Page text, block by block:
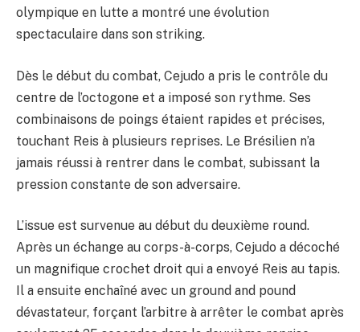
olympique en lutte a montré une évolution
spectaculaire dans son striking.
Dès le début du combat, Cejudo a pris le contrôle du
centre de l’octogone et a imposé son rythme. Ses
combinaisons de poings étaient rapides et précises,
touchant Reis à plusieurs reprises. Le Brésilien n’a
jamais réussi à rentrer dans le combat, subissant la
pression constante de son adversaire.
L’issue est survenue au début du deuxième round.
Après un échange au corps-à-corps, Cejudo a décoché
un magnifique crochet droit qui a envoyé Reis au tapis.
Il a ensuite enchaîné avec un ground and pound
dévastateur, forçant l’arbitre à arrêter le combat après